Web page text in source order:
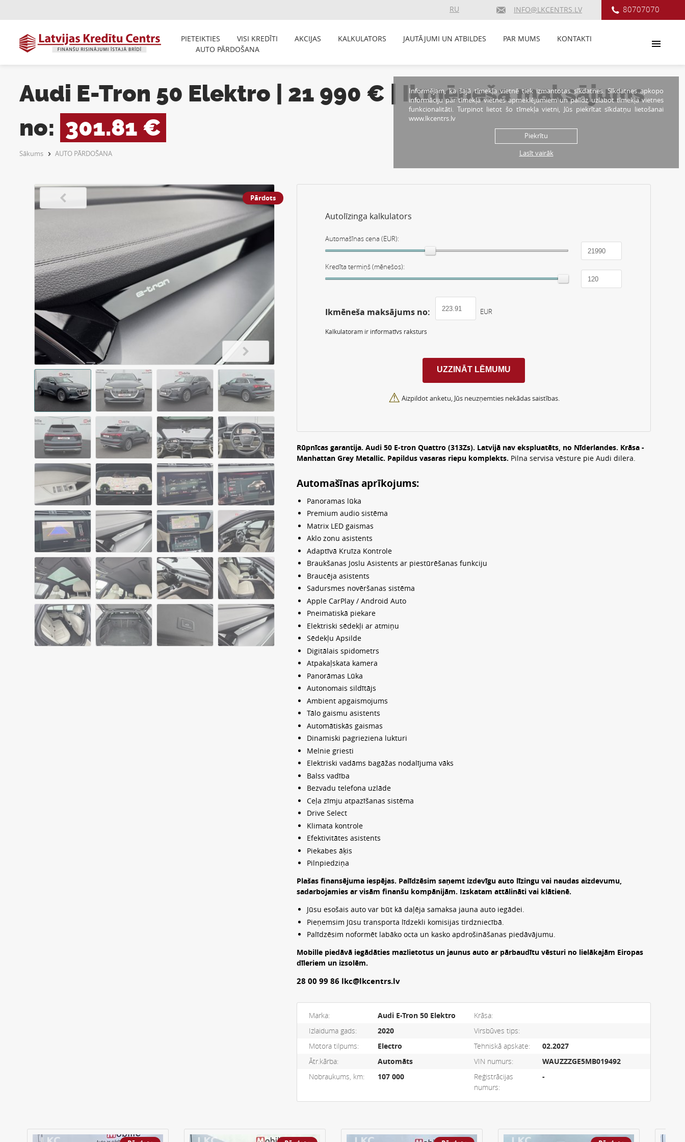
RU INFO@LKCENTRS.LV 80707070
PIETEIKTIES VISI KREDĪTI AKCIJAS KALKULATORS JAUTĀJUMI UN ATBILDES PAR MUMS
KONTAKTI
AUTO PĀRDOŠANA
Audi E-Tron 50 Elektro | 21 990 € | Ikmēneša maksājums
no: 301.81 €
Sākums AUTO PĀRDOŠANA
Pārdots
Autolīzinga kalkulators
Automašīnas cena (EUR):
Kredīta termiņš (mēnešos):
Ikmēneša maksājums no: EUR
Kalkulatoram ir informatīvs raksturs
⚠ Aizpildot anketu, Jūs neuzņemties nekādas saistības.
Rūpnīcas garantija. Audi 50 E-tron Quattro (313Zs). Latvijā nav ekspluatēts, no Nīderlandes. Krāsa -
Manhattan Grey Metallic. Papildus vasaras riepu komplekts. Pilna servisa vēsture pie Audi dilera.
Automašīnas aprīkojums:
Panoramas lūka
Premium audio sistēma
Matrix LED gaismas
Aklo zonu asistents
Adaptīvā Kruīza Kontrole
Braukšanas Joslu Asistents ar piestūrēšanas funkciju
Braucēja asistents
Sadursmes novēršanas sistēma
Apple CarPlay / Android Auto
Pneimatiskā piekare
Elektriski sēdekļi ar atmiņu
Sēdekļu Apsilde
Digitālais spidometrs
Atpakaļskata kamera
Panorāmas Lūka
Autonomais sildītājs
Ambient apgaismojums
Tālo gaismu asistents
Automātiskās gaismas
Dinamiski pagrieziena lukturi
Melnie griesti
Elektriski vadāms bagāžas nodalījuma vāks
Balss vadība
Bezvadu telefona uzlāde
Ceļa zīmju atpazīšanas sistēma
Drive Select
Klimata kontrole
Efektivitātes asistents
Piekabes āķis
Pilnpiedziņa
Plašas finansējuma iespējas. Palīdzēsim saņemt izdevīgu auto līzingu vai naudas aizdevumu,
sadarbojamies ar visām finanšu kompānijām. Izskatam attālināti vai klātienē.
Jūsu esošais auto var būt kā daļēja samaksa jauna auto iegādei.
Pieņemsim Jūsu transporta līdzekli komisijas tirdzniecībā.
Palīdzēsim noformēt labāko octa un kasko apdrošināšanas piedāvājumu.
Mobille piedāvā iegādāties mazlietotus un jaunus auto ar pārbaudītu vēsturi no lielākajām Eiropas
dīleriem un izsolēm.
28 00 99 86 lkc@lkcentrs.lv
Marka: Audi E-Tron 50 Elektro
Krāsa:
Izlaiduma gads:
2020
Virsbūves tips:
Motora tilpums:
Electro Tehniskā apskate:
02.2027
Ātr.kārba:
Automāts VIN numurs:
WAUZZZGE5MB019492
Nobraukums, km:
107 000
Reģistrācijas
numurs:
-
Informējam, ka šajā tīmekļa vietnē tiek izmantotas sīkdatnes. Sīkdatnes apkopo
informāciju par tīmekļa vietnes apmeklējumiem un palīdz uzlabot tīmekļa vietnes
funkcionalitāti. Turpinot lietot šo tīmekļa vietni, Jūs piekrītat sīkdatņu lietošanai
www.lkcentrs.lv
Piekrītu
Lasīt vairāk